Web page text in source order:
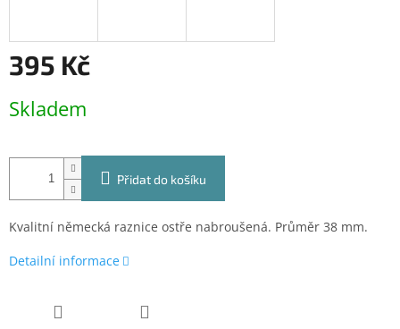
395 Kč
cena:
Skladem
Přidat do košíku
Kvalitní německá raznice ostře nabroušená. Průměr 38 mm.
Detailní informace